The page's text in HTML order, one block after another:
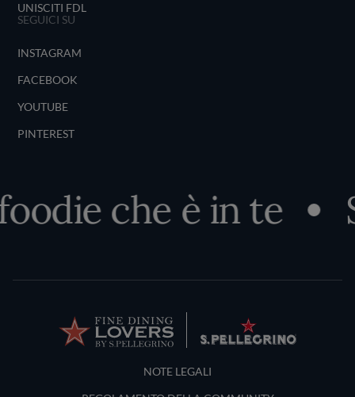
UNISCITI FDL
SEGUICI SU
INSTAGRAM
FACEBOOK
YOUTUBE
PINTEREST
che è in te
Terms and Conditions
NOTE LEGALI